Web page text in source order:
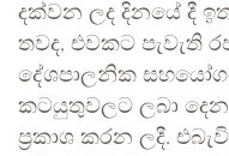
දක්වන ලද දිනයේ දී
තවද, එවකට
දේශපාලනික
කටයුතුවලට ලබා
ප්‍රකාශ කරන ලදී.